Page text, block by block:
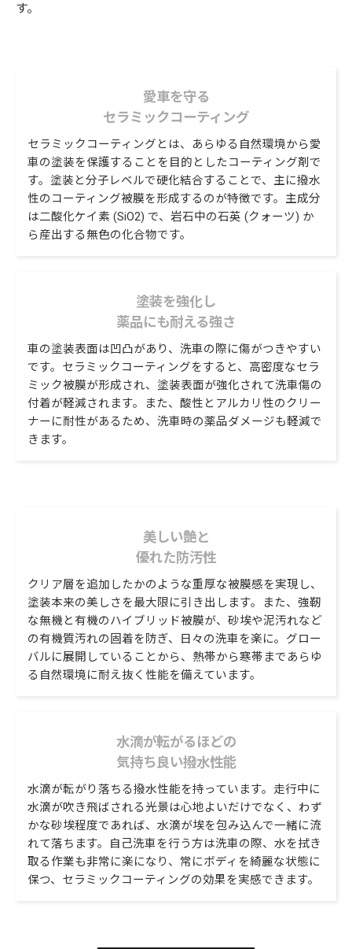
す。
愛車を守る
セラミックコーティング
セラミックコーティングとは、あらゆる自然環境から愛
車の塗装を保護することを目的としたコーティング剤で
す。塗装と分子レベルで硬化結合することで、主に撥水
性のコーティング被膜を形成するのが特徴です。主成分
は二酸化ケイ素 (SiO2) で、岩石中の石英 (クォーツ) か
ら産出する無色の化合物です。
塗装を強化し
薬品にも耐える強さ
車の塗装表面は凹凸があり、洗車の際に傷がつきやすい
です。セラミックコーティングをすると、高密度なセラ
ミック被膜が形成され、塗装表面が強化されて洗車傷の
付着が軽減されます。また、酸性とアルカリ性のクリー
ナーに耐性があるため、洗車時の薬品ダメージも軽減で
きます。
美しい艶と
優れた防汚性
クリア層を追加したかのような重厚な被膜感を実現し、
塗装本来の美しさを最大限に引き出します。また、強靭
な無機と有機のハイブリッド被膜が、砂埃や泥汚れなど
の有機質汚れの固着を防ぎ、日々の洗車を楽に。グロー
バルに展開していることから、熱帯から寒帯まであらゆ
る自然環境に耐え抜く性能を備えています。
水滴が転がるほどの
気持ち良い撥水性能
水滴が転がり落ちる撥水性能を持っています。走行中に
水滴が吹き飛ばされる光景は心地よいだけでなく、わず
かな砂埃程度であれば、水滴が埃を包み込んで一緒に流
れて落ちます。自己洗車を行う方は洗車の際、水を拭き
取る作業も非常に楽になり、常にボディを綺麗な状態に
保つ、セラミックコーティングの効果を実感できます。